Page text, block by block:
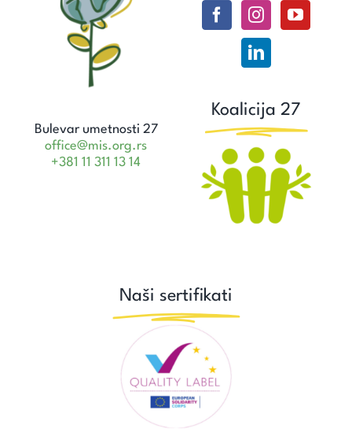
Bulevar umetnosti 27
office@mis.org.rs
+381 11 311 13 14
Koalicija 27
Naši sertifikati